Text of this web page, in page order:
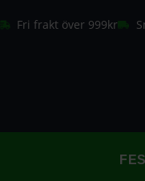
Fri frakt över 999kr